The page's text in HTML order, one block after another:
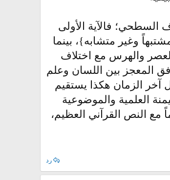
السطحي؛ فالآية الأولى
وغير متشابه}، بينما
العصر والهرس مع اختلاف
المعجز بين اللسان وعلم
آخر الزمان هكذا يستقيم
العلمية والموضوعية
مع النص القرآني العظيم،
رد